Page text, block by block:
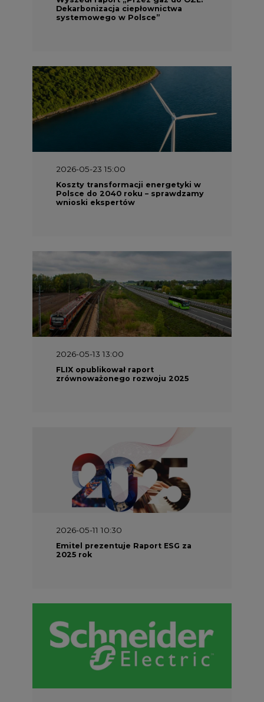
Koszty transformacji energetyki w
Polsce do 2040 roku – sprawdzamy
wnioski ekspertów
2026-05-13 13:00
FLIX opublikował raport
zrównoważonego rozwoju 2025
2026-05-11 10:30
Emitel prezentuje Raport ESG za
2025 rok
2026-04-27 06:30
Czy polskie firmy w ogóle wiedzą ile
Electric